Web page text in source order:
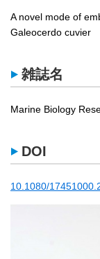
A novel mode of
Galeocerdo cuvier
雑誌名
Marine Biology
DOI
10.1080/